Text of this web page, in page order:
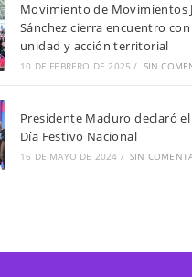
Movimiento de Movimientos
Sánchez cierra encuentro
unidad y acción territorial
10 DE FEBRERO DE 2025 / SIN
Presidente Maduro declaró
Día Festivo Nacional
16 DE MAYO DE 2024 / SIN